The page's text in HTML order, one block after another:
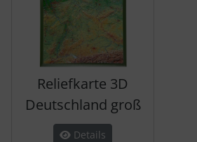
Reliefkarte 3D
Deutschland groß
Details